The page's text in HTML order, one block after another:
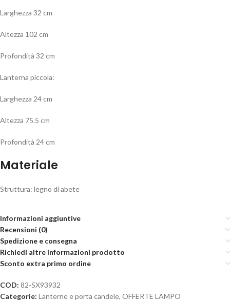
Larghezza 32 cm
Altezza 102 cm
Profondità 32 cm
Lanterna piccola:
Larghezza 24 cm
Altezza 75.5 cm
Profondità 24 cm
Materiale
Struttura: legno di abete
Informazioni aggiuntive
Recensioni (0)
Spedizione e consegna
Richiedi altre informazioni prodotto
Sconto extra primo ordine
COD: 82-SX93932
Categorie: Lanterne e porta candele, OFFERTE LAMPO